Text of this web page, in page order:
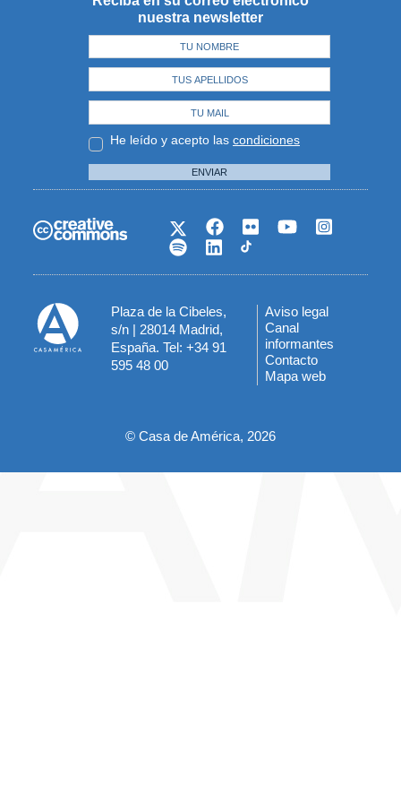
nuestra newsletter
He leído y acepto las condiciones
ENVIAR
Plaza de la Cibeles,
s/n | 28014 Madrid,
España. Tel: +34 91
595 48 00
Menú
del
pie
Aviso legal
Canal
informantes
Contacto
Mapa web
© Casa de América, 2026